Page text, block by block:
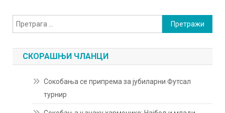
Претрага
за:
СКОРАШЊИ ЧЛАНЦИ
Сокобања се припрема за јубиларни Футсал
турнир